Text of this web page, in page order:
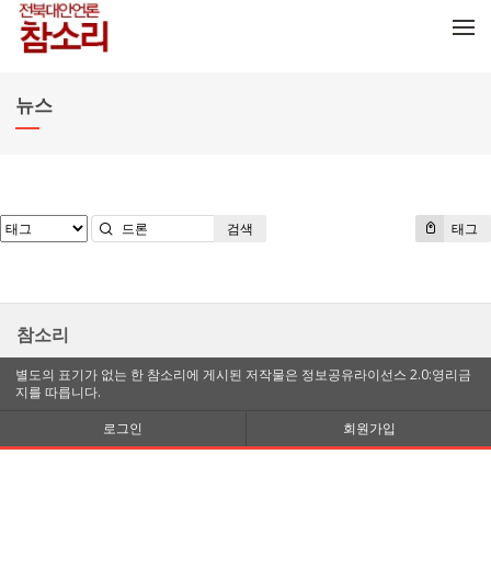
뉴스
태그
검색
참소리
별도의 표기가 없는 한 참소리에 게시된 저작물은 정보공유라이선스 2.0:영리금
지를 따릅니다.
로그인
회원가입